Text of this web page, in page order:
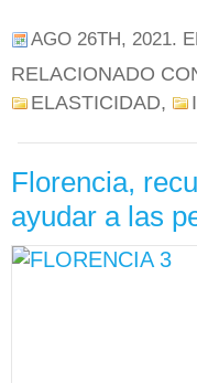
AGO 26TH, 2021.
RELACIONADO
ELASTICIDAD,
Florencia,
ayudar a las